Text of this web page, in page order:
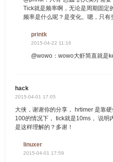
Tick就是频率啊，无论是周期固定
频率是什么呢？是变化。嗯，只有
printk
2015-04-22 11:16
@wowo：wowo大虾简直就是
hack
2015-04-01 17:05
大侠，谢谢你的分享， hrtimer 是靠
100的情况下， tick就是10ms， 说
是这样理解的？多谢！
linuxer
2015-04-01 17:59